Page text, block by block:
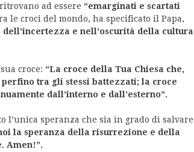
ad essere “emarginati e scartati
le croci del mondo, ha specificato il Papa,
dell’incertezza e nell’oscurità della cultura
croce: “La croce della Tua Chiesa che,
tra gli stessi battezzati; la croce
dall’interno e dall’esterno”.
l’unica speranza che sia in grado di salvare
la speranza della risurrezione e della
Amen!”.